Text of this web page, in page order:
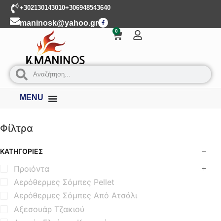
+302130143010+306948543640
maninosk@yahoo.gr
0
MENU
Φίλτρα
ΚΑΤΗΓΟΡΊΕΣ
Προιόντα
Αερόθερμες Σόμπες Pellet
Αερόθερμες Σόμπες Από Ατσάλι
Αξεσουάρ Τζακιού